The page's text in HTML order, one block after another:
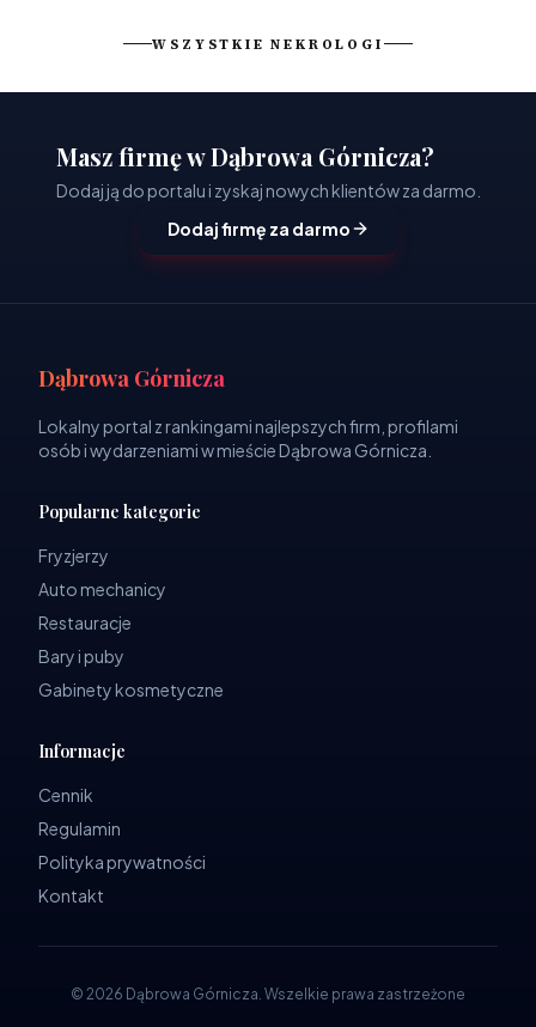
WSZYSTKIE NEKROLOGI
Masz firmę w Dąbrowa Górnicza?
Dodaj ją do portalu i zyskaj nowych klientów za darmo.
Dodaj firmę za darmo
Dąbrowa Górnicza
Lokalny portal z rankingami najlepszych firm, profilami
osób i wydarzeniami w mieście Dąbrowa Górnicza.
Popularne kategorie
Fryzjerzy
Auto mechanicy
Restauracje
Bary i puby
Gabinety kosmetyczne
Informacje
Cennik
Regulamin
Polityka prywatności
Kontakt
© 2026 Dąbrowa Górnicza. Wszelkie prawa zastrzeżone